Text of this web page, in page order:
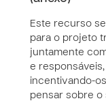
Este recurso
para o projeto
juntamente
e responsáveis,
incentivando-
pensar sobre o